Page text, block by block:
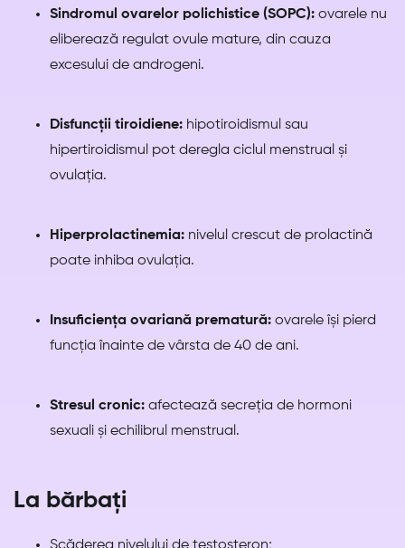
Sindromul ovarelor polichistice (SOPC): ovarele nu
eliberează regulat ovule mature, din cauza
excesului de androgeni.
Disfuncții tiroidiene: hipotiroidismul sau
hipertiroidismul pot deregla ciclul menstrual și
ovulația.
Hiperprolactinemia: nivelul crescut de prolactină
poate inhiba ovulația.
Insuficiența ovariană prematură: ovarele își pierd
funcția înainte de vârsta de 40 de ani.
Stresul cronic: afectează secreția de hormoni
sexuali și echilibrul menstrual.
La bărbați